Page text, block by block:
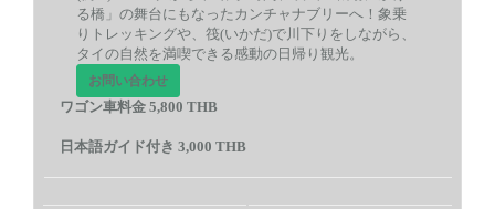
る橋」の舞台にもなったカンチャナブリーへ！象乗
りトレッキングや、筏(いかだ)で川下りをしながら、
タイの自然を満喫できる感動の日帰り観光。
お問い合わせ
ワゴン車料金 5,800 THB
日本語ガイド付き 3,000 THB